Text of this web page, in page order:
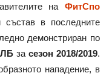
на ФитСпо
в последните
демонстриран по
за сезон 2018/2019.
нападение, в